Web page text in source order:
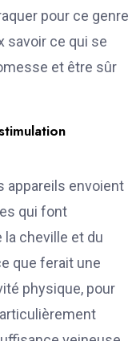
pour ce genre
savoir ce qui se
et être sûr
appareils envoient
qui font
cheville et du
que ferait une
physique, pour